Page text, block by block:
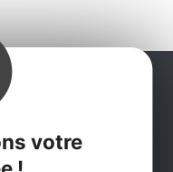
votre